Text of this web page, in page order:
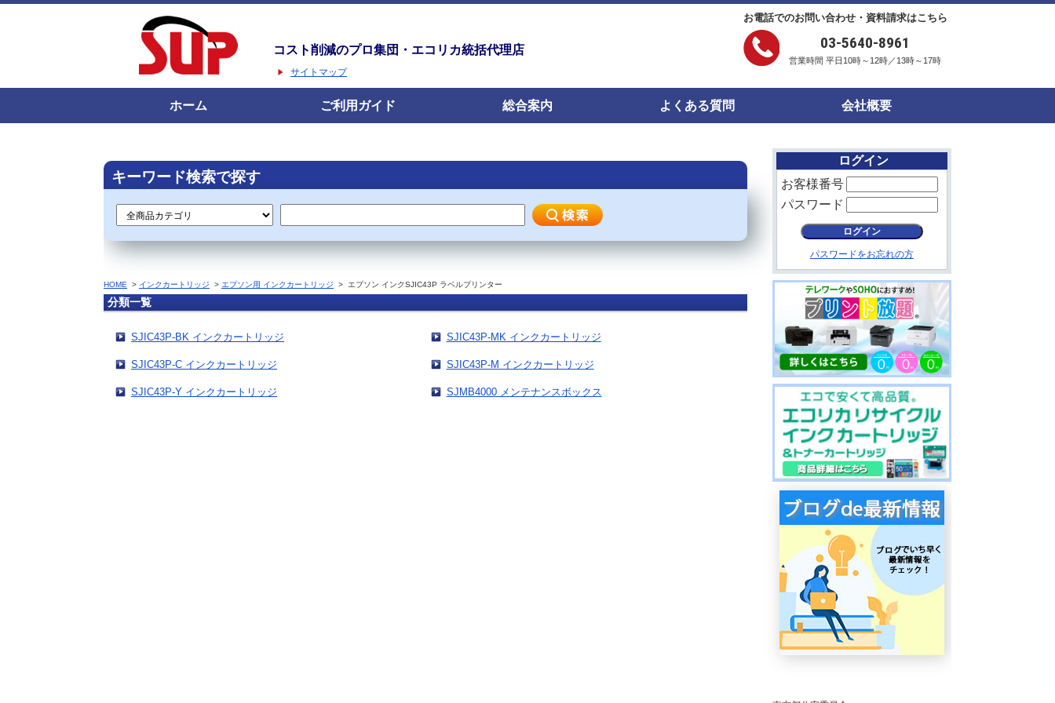
コスト削減のプロ集団・エコリカ統括代理店
サイトマップ
お電話でのお問い合わせ・資料請求はこちら
03-5640-8961
営業時間 平日10時～12時／13時～17時
ホーム ご利用ガイド 総合案内 よくある質問 会社概要
キーワード検索で探す
HOME > インクカートリッジ > エプソン用 インクカートリッジ > エプソン インクSJIC43P ラベルプリンター
分類一覧
SJIC43P-BK インクカートリッジ SJIC43P-MK インクカートリッジ
SJIC43P-C インクカートリッジ SJIC43P-M インクカートリッジ
SJIC43P-Y インクカートリッジ SJMB4000 メンテナンスボックス
ログイン
お客様番号
パスワード
パスワードをお忘れの方